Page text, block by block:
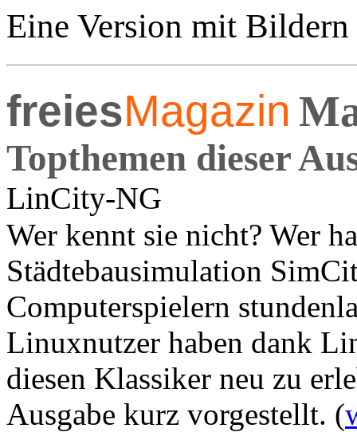
Eine Version mit
freiesMagazin
Topthemen dieser
LinCity-NG
Wer kennt sie nicht? Wer
Städtebausimulation
Computerspielern
Linuxnutzer haben dank
diesen Klassiker neu zu
Ausgabe kurz vorgestellt. (